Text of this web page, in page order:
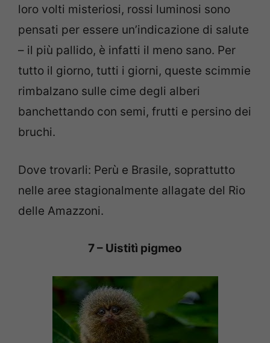
loro volti misteriosi, rossi luminosi sono
pensati per essere un’indicazione di salute
– il più pallido, è infatti il meno sano. Per
tutto il giorno, tutti i giorni, queste scimmie
rimbalzano sulle cime degli alberi
banchettando con semi, frutti e persino dei
bruchi.
Dove trovarli: Perù e Brasile, soprattutto
nelle aree stagionalmente allagate del Rio
delle Amazzoni.
7 – Uistitì pigmeo